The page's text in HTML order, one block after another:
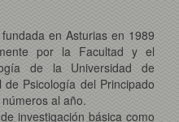
en Asturias en 1989
por la Facultad y el
de la Universidad de
Psicología del Principado
al año.
investigación básica como